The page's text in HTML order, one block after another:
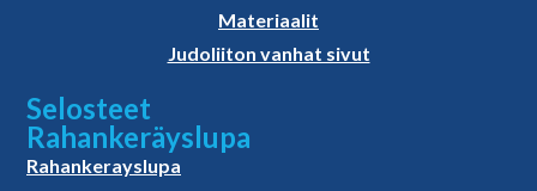
Materiaalit
Judoliiton vanhat sivut
Selosteet
Rahankeräyslupa
Rahankerayslupa